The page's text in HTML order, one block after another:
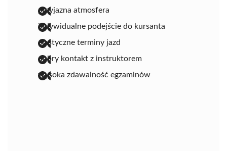
przyjazna atmosfera
indywidualne podejście do kursanta
elastyczne terminy jazd
dobry kontakt z instruktorem
wysoka zdawalność egzaminów